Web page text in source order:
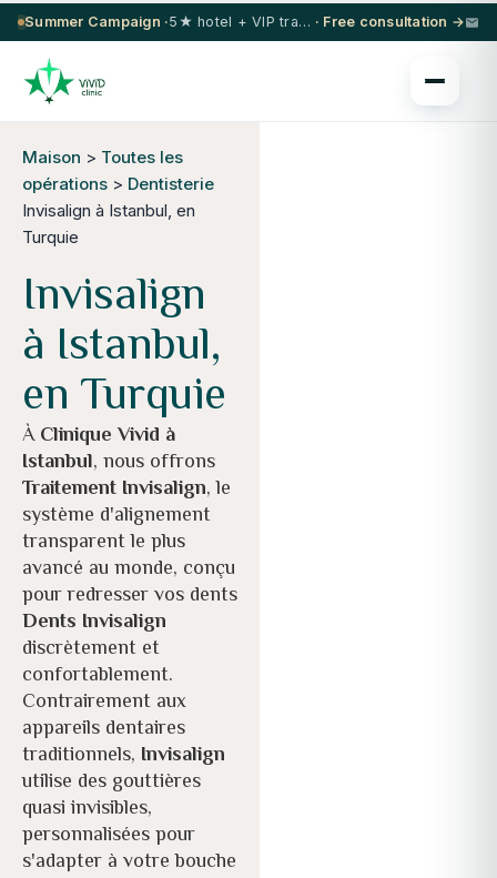
Summer Campaign · 5★ hotel + VIP transfer on select procedures · Free consultation →
Maison > Toutes les
opérations > Dentisterie
Invisalign à Istanbul, en
Turquie
Invisalign
à Istanbul,
en Turquie
ÀClinique Vivid à
Istanbul, nous offrons
Traitement Invisalign, le
système d'alignement
transparent le plus
avancé au monde, conçu
pour redresser vos dents
Dents Invisalign
discrètement et
confortablement.
Contrairement aux
appareils dentaires
traditionnels, Invisalign
utilise des gouttières
quasi invisibles,
personnalisées pour
s'adapter à votre bouche